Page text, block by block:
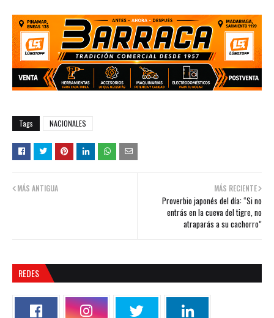
Tags NACIONALES
MÁS RECIENTE
Proverbio japonés del día: “Si no
entrás en la cueva del tigre, no
atraparás a su cachorro”
MÁS ANTIGUA
REDES